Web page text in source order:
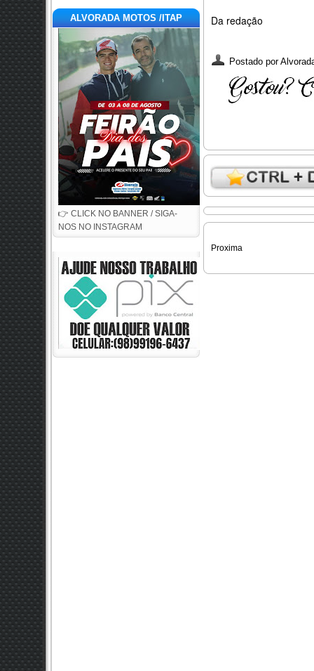
ALVORADA MOTOS /ITAP
👉 CLICK NO BANNER / SIGA-
NOS NO INSTAGRAM
Da redação
Postado por
Proxima